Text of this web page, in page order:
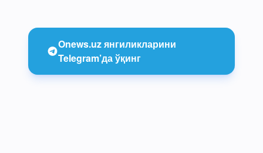
Onews.uz янгиликларини
Telegram’да ўқинг